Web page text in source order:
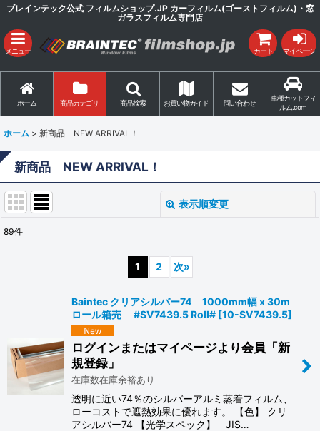
ブレインテック公式 フィルムショップ.JP カーフィルム(ゴーストフィルム)・窓
ガラスフィルム専門店
メニュー カート マイページ
ホーム 商品カテゴリ 商品検索 お買い物ガイド 問い合わせ
車種カットフィ
ルム.com
ホーム > 新商品 NEW ARRIVAL！
新商品 NEW ARRIVAL！
表示順変更
絞り込む
89件
1 2 次»
Baintec クリアシルバー74 1000mm幅 x 30m
ロール箱売 #SV7439.5 Roll# [10-SV7439.5]
ログインまたはマイページより会員「新
規登録」
在庫数在庫余裕あり
透明に近い74％のシルバーアルミ蒸着フィルム、
ローコストで遮熱効果に優れます。 【色】 クリ
アシルバー74 【光学スペック】 JIS…